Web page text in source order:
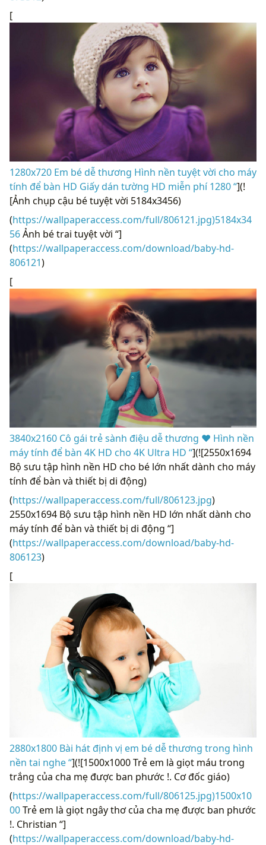
[
1280x720 Em bé dễ thương Hình nền tuyệt vời cho máy
tính để bàn HD Giấy dán tường HD miễn phí 1280 “](!
[Ảnh chụp cậu bé tuyệt vời 5184x3456)
(https://wallpaperaccess.com/full/806121.jpg)5184x34
56Ảnh bé trai tuyệt vời “]
(https://wallpaperaccess.com/download/baby-hd-
806121)
[
3840x2160 Cô gái trẻ sành điệu dễ thương ❤ Hình nền
máy tính để bàn 4K HD cho 4K Ultra HD “](![2550x1694
Bộ sưu tập hình nền HD cho bé lớn nhất dành cho máy
tính để bàn và thiết bị di động)
(https://wallpaperaccess.com/full/806123.jpg)
2550x1694 Bộ sưu tập hình nền HD lớn nhất dành cho
máy tính để bàn và thiết bị di động “]
(https://wallpaperaccess.com/download/baby-hd-
806123)
[
2880x1800 Bài hát định vị em bé dễ thương trong hình
nền tai nghe “](![1500x1000 Trẻ em là giọt máu trong
trắng của cha mẹ được ban phước !. Cơ đốc giáo)
(https://wallpaperaccess.com/full/806125.jpg)1500x10
00Trẻ em là giọt ngây thơ của cha mẹ được ban phước
!. Christian “]
(https://wallpaperaccess.com/download/baby-hd-